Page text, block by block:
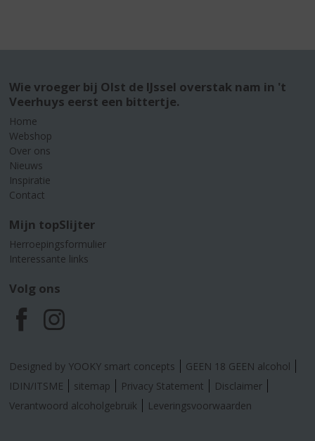
Wie vroeger bij Olst de IJssel overstak nam in 't
Veerhuys eerst een bittertje.
Home
Webshop
Over ons
Nieuws
Inspiratie
Contact
Mijn topSlijter
Herroepingsformulier
Interessante links
Volg ons
F
a
c
I
n
s
Designed by YOOKY smart concepts
GEEN 18 GEEN alcohol
IDIN/ITSME
sitemap Privacy Statement
Disclaimer
Verantwoord alcoholgebruik
Leveringsvoorwaarden